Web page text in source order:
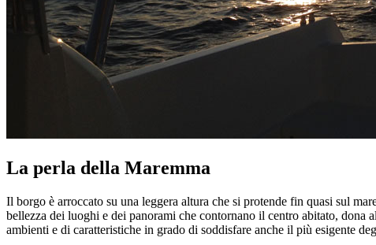
La perla della Maremma
Il borgo è arroccato su una leggera altura che si protende fin quasi sul
bellezza dei luoghi e dei panorami che contornano il centro abitato, dona
ambienti e di caratteristiche in grado di soddisfare anche il più esigente